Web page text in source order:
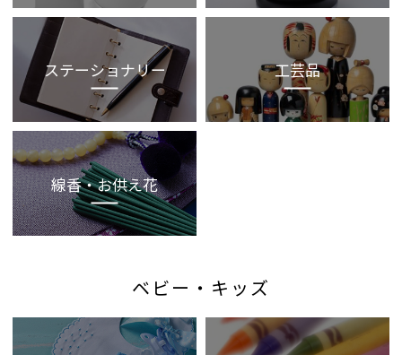
ステーショナリー 工芸品
線香・お供え花
ベビー・キッズ